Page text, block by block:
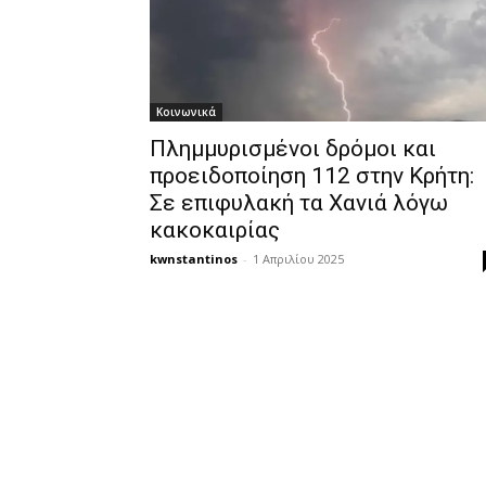
Κοινωνικά
Πλημμυρισμένοι δρόμοι και
προειδοποίηση 112 στην Κρήτη:
Σε επιφυλακή τα Χανιά λόγω
κακοκαιρίας
kwnstantinos - 1 Απριλίου 2025